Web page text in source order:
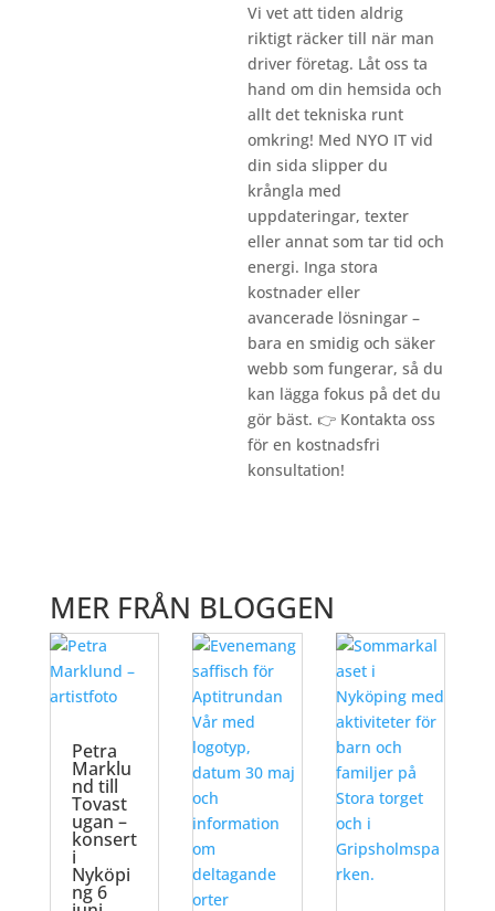
Vi vet att tiden aldrig
riktigt räcker till när man
driver företag. Låt oss ta
hand om din hemsida och
allt det tekniska runt
omkring! Med NYO IT vid
din sida slipper du
krångla med
uppdateringar, texter
eller annat som tar tid och
energi. Inga stora
kostnader eller
avancerade lösningar –
bara en smidig och säker
webb som fungerar, så du
kan lägga fokus på det du
gör bäst. 👉 Kontakta oss
för en kostnadsfri
konsultation!
MER FRÅN BLOGGEN
Petra
Marklu
nd till
Tovast
ugan –
konsert
i
Nyköpi
ng 6